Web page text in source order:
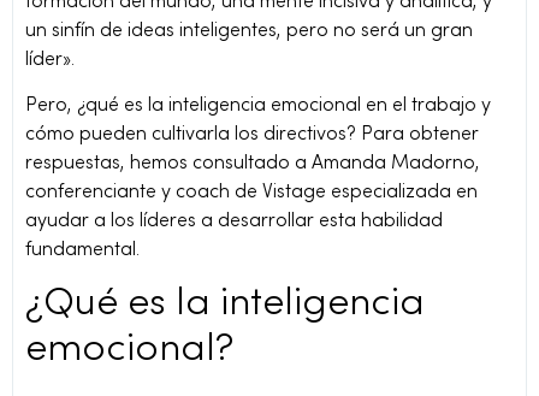
un sinfín de ideas inteligentes, pero no será un gran
líder».
Pero, ¿qué es la inteligencia emocional en el trabajo y
cómo pueden cultivarla los directivos? Para obtener
respuestas, hemos consultado a Amanda Madorno,
conferenciante y coach de Vistage especializada en
ayudar a los líderes a desarrollar esta habilidad
fundamental.
¿Qué es la inteligencia
emocional?